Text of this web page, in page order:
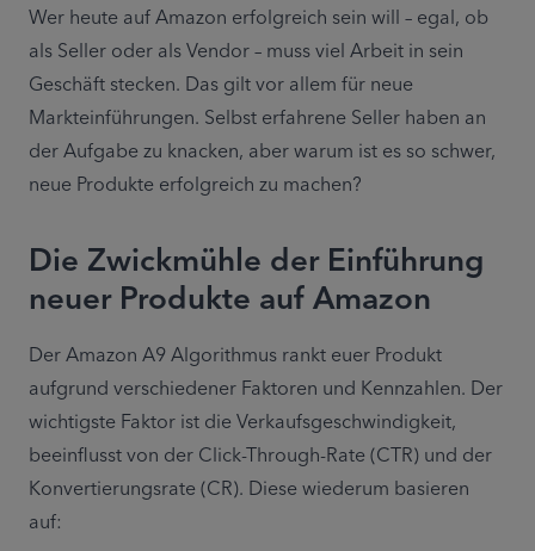
Wer heute auf Amazon erfolgreich sein will – egal, ob
als Seller oder als Vendor – muss viel Arbeit in sein
Geschäft stecken. Das gilt vor allem für neue
Markteinführungen. Selbst erfahrene Seller haben an
der Aufgabe zu knacken, aber warum ist es so schwer,
neue Produkte erfolgreich zu machen?
Die Zwickmühle der Einführung
neuer Produkte auf Amazon
Der Amazon A9 Algorithmus rankt euer Produkt
aufgrund verschiedener Faktoren und Kennzahlen. Der
wichtigste Faktor ist die Verkaufsgeschwindigkeit,
beeinflusst von der Click-Through-Rate (CTR) und der
Konvertierungsrate (CR). Diese wiederum basieren
auf: